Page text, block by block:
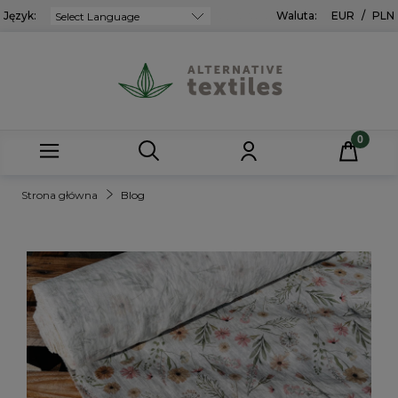
Język: Waluta: EUR / PLN
Strona główna Blog